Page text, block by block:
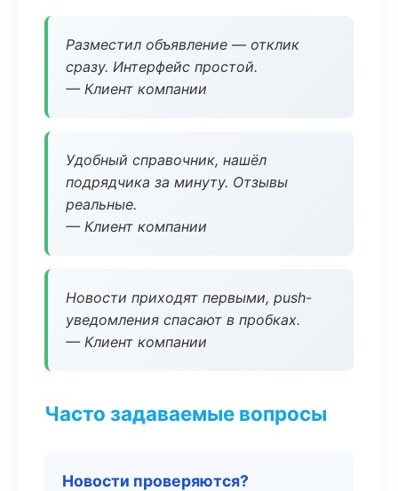
Разместил объявление — отклик
сразу. Интерфейс простой.
— Клиент компании
Удобный справочник, нашёл
подрядчика за минуту. Отзывы
реальные.
— Клиент компании
Новости приходят первыми, push-
уведомления спасают в пробках.
— Клиент компании
Часто задаваемые вопросы
Новости проверяются?